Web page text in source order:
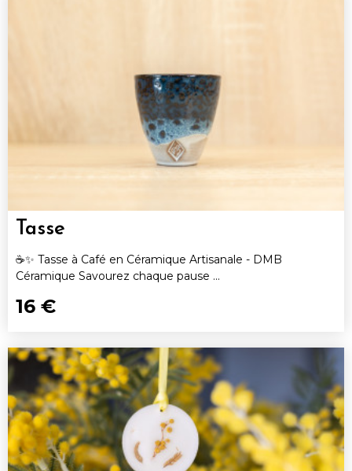
Tasse
☕✨ Tasse à Café en Céramique Artisanale - DMB
Céramique Savourez chaque pause ...
16 €